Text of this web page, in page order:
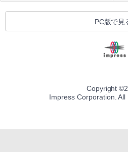
PC版で見
Copyright ©
Impress Corporation. All